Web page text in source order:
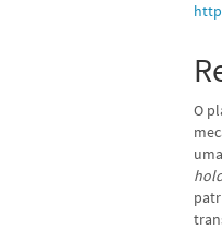
O